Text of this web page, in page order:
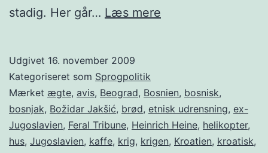
stadig. Her går… Læs mere
Udgivet 16. november 2009
Kategoriseret som Sprogpolitik
Mærket ægte, avis, Beograd, Bosnien, bosnisk,
bosnjak, Božidar Jakšić, brød, etnisk udrensning, ex-
Jugoslavien, Feral Tribune, Heinrich Heine, helikopter,
hus, Jugoslavien, kaffe, krig, krigen, Kroatien, kroatisk,